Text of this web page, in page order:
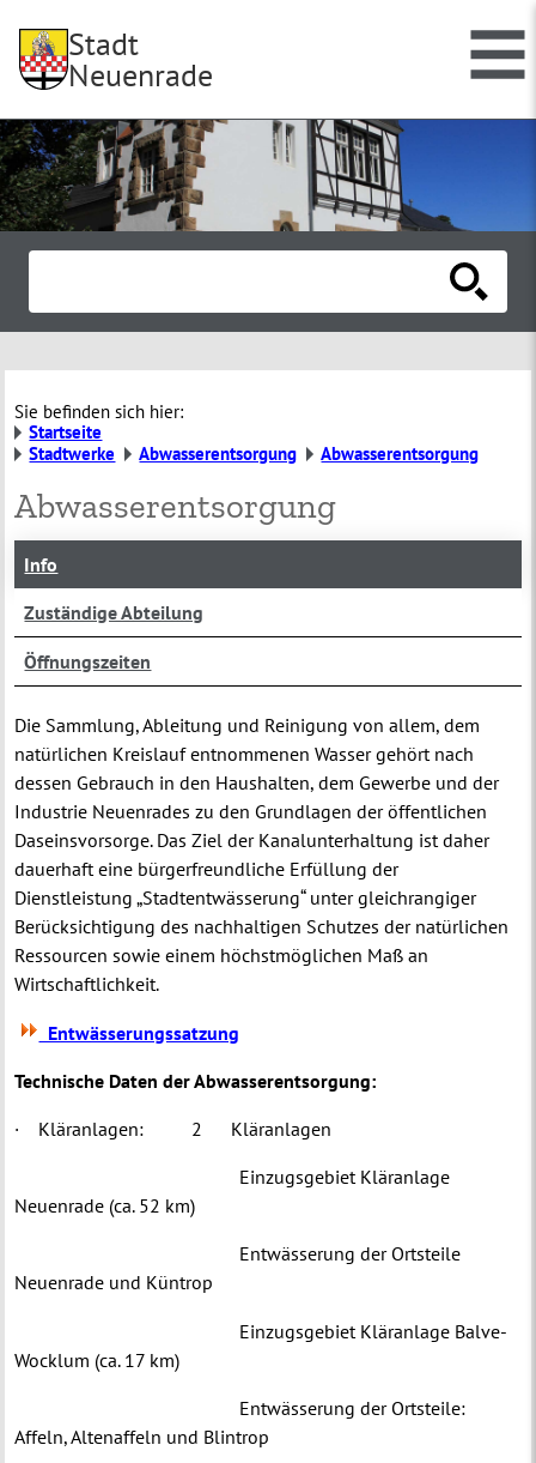
Stadt
Neuenrade
Sie befinden sich hier:
Startseite
Stadtwerke
Abwasserentsorgung Abwasserentsorgung
Abwasserentsorgung
Info
Zuständige Abteilung
Öffnungszeiten
Die Sammlung, Ableitung und Reinigung von allem, dem
natürlichen Kreislauf entnommenen Wasser gehört nach
dessen Gebrauch in den Haushalten, dem Gewerbe und der
Industrie Neuenrades zu den Grundlagen der öffentlichen
Daseinsvorsorge. Das Ziel der Kanalunterhaltung ist daher
dauerhaft eine bürgerfreundliche Erfüllung der
Dienstleistung „Stadtentwässerung“ unter gleichrangiger
Berücksichtigung des nachhaltigen Schutzes der natürlichen
Ressourcen sowie einem höchstmöglichen Maß an
Wirtschaftlichkeit.
Entwässerungssatzung
Technische Daten der Abwasserentsorgung:
· Kläranlagen: 2 Kläranlagen
Einzugsgebiet Kläranlage
Neuenrade (ca. 52 km)
Entwässerung der Ortsteile
Neuenrade und Küntrop
Einzugsgebiet Kläranlage Balve-
Wocklum (ca. 17 km)
Entwässerung der Ortsteile:
Affeln, Altenaffeln und Blintrop